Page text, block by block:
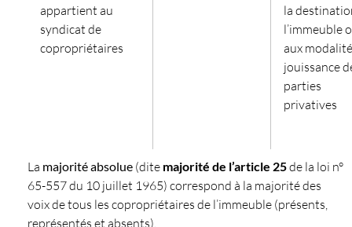
appartient au
syndicat de
copropriétaires
la
l’immeuble
aux
jouissance
parties
privatives
La majorité absolue (dite majorité de l’article 25de la loi n°
65-557 du 10 juillet 1965) correspond à la majorité des
voix de tous les copropriétaires de l’immeuble (présents,
représentés et absents).